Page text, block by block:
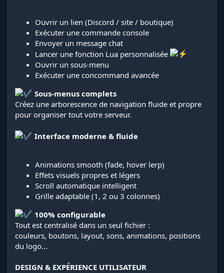
Ouvrir un lien (Discord / site / boutique)
Exécuter une commande console
Envoyer un message chat
Lancer une fonction Lua personnalisée
Ouvrir un sous-menu
Exécuter une concommand avancée
Sous-menus complets
Créez une arborescence de navigation fluide et propre
pour organiser tout votre serveur.
Interface moderne & fluide
Animations smooth (fade, hover lerp)
Effets visuels propres et légers
Scroll automatique intelligent
Grille adaptable (1, 2 ou 3 colonnes)
100% configurable
Tout est centralisé dans un seul fichier :
couleurs, boutons, layout, sons, animations, positions
du logo…
DESIGN & EXPÉRIENCE UTILISATEUR